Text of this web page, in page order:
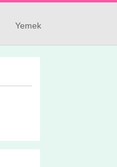
Yemek